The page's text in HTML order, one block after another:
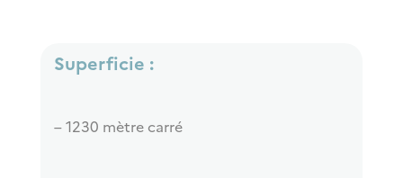
Superficie :
– 1230 mètre carré